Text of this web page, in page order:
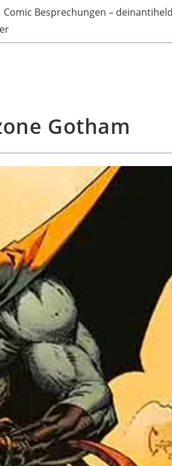
Comic Besprechungen –
Gotham